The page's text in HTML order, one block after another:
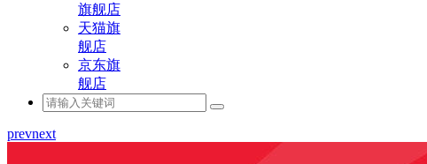
旗舰店
天猫旗
舰店
京东旗
舰店
prevnext